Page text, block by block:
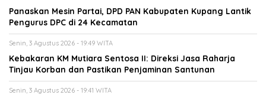
Panaskan Mesin Partai, DPD PAN Kabupaten Kupang Lantik
Pengurus DPC di 24 Kecamatan
Senin, 3 Agustus 2026 - 19:49 WITA
Kebakaran KM Mutiara Sentosa II: Direksi Jasa Raharja
Tinjau Korban dan Pastikan Penjaminan Santunan
Senin, 3 Agustus 2026 - 19:41 WITA